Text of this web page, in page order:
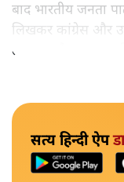
बाद भारतीय जनता
लिखकर कांग्रेस और
तत्काल और सख्त
सत्य हिन्दी ऐप